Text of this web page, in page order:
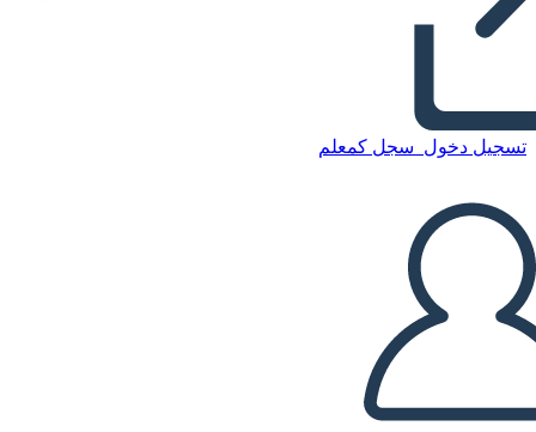
تسجيل دخول سجل كمعلم
Untitled Storyboard